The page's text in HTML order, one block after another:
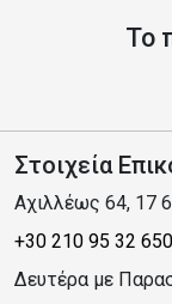
Το
Στοιχεία
Αχιλλέως 64, 17
+30 210 95 32 650
Δευτέρα με